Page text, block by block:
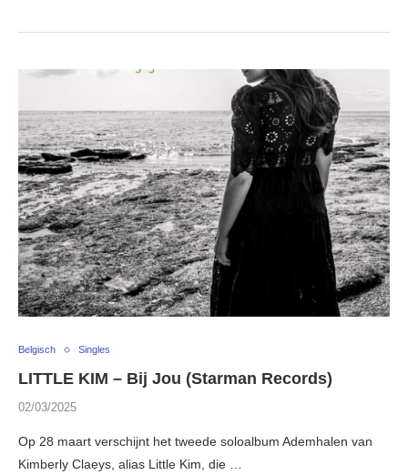
Belgisch Singles
LITTLE KIM – Bij Jou (Starman Records)
02/03/2025
Op 28 maart verschijnt het tweede soloalbum Ademhalen van
Kimberly Claeys, alias Little Kim, die …